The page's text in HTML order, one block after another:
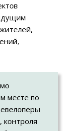
месте по
контроля